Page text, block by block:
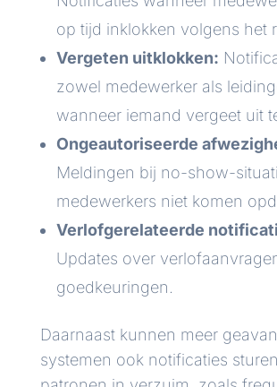
op tijd inklokken volgens het
Vergeten uitklokken:
zowel medewerker als
wanneer iemand vergeet uit
Ongeautoriseerde
Meldingen bij no-show-
medewerkers niet komen
Verlofgerelateerde
Updates over
goedkeuringen.
Daarnaast kunnen meer
systemen ook notificaties